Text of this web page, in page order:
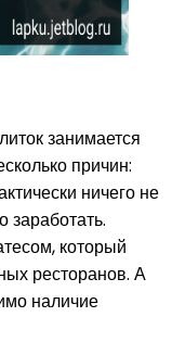
занимается
причин:
ничего не
заработать.
который
ресторанов. А
наличие